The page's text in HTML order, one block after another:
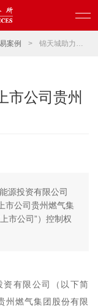
案例 > 锦天城助力乌江能投收购上市公司贵州燃气控制权
市公司贵州
源投资有限公司
市公司贵州燃气集
市公司”）控制权
有限公司（以下简
州燃气集团股份有限